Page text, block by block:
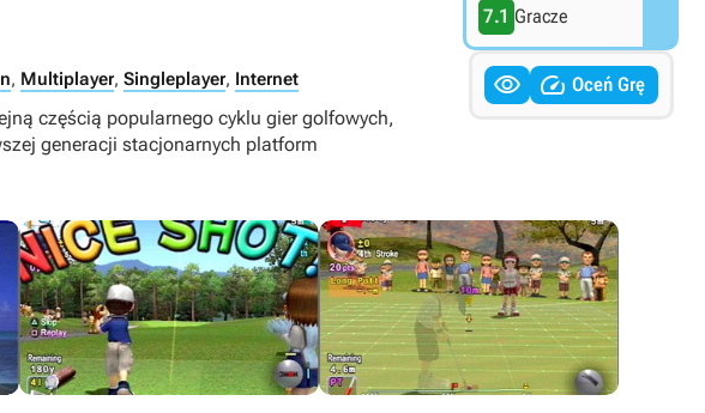
, Multiplayer, Singleplayer, Internet
częścią popularnego cyklu gier golfowych,
generacji stacjonarnych platform
7.1 Gracze
  Oceń Grę